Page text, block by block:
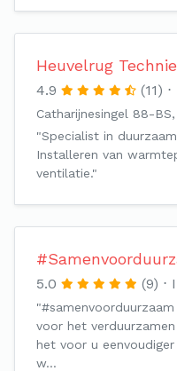
Heuvelrug
4.9 (11)
Catharijnesingel 88-BS,
"Specialist in
Installeren van
ventilatie."
5.0 (9)
voor het
het voor u
w…